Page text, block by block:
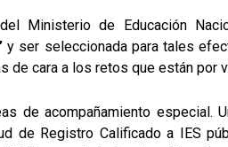
Ministerio de Educación
y ser seleccionada para tales
cara a los retos que están por
de acompañamiento especial.
de Registro Calificado a IES